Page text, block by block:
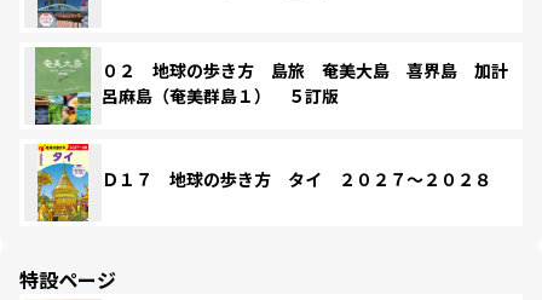
０２ 地球の歩き方 島旅 奄美大島 喜界島 加計
呂麻島（奄美群島１） ５訂版
Ｄ１７ 地球の歩き方 タイ ２０２７～２０２８
特設ページ